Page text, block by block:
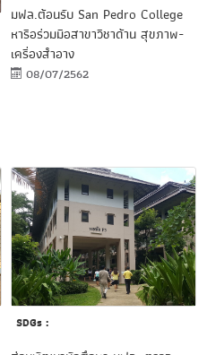
มฟล.ต้อนรับ San Pedro College
หารือร่วมมือสาขาวิชาด้าน สุขภาพ-
เครื่องสำอาง
08/07/2562
SDGs :